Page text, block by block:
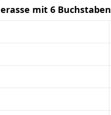
mit 6 Buchstaben